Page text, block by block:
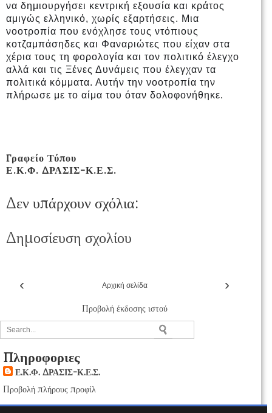
να δημιουργήσει κεντρική εξουσία και κράτος
αμιγώς ελληνικό, χωρίς εξαρτήσεις. Μια
νοοτροπία που ενόχλησε τους ντόπιους
κοτζαμπάσηδες και Φαναριώτες που είχαν στα
χέρια τους τη φορολογία και τον πολιτικό έλεγχο
αλλά και τις Ξένες Δυνάμεις που έλεγχαν τα
πολιτικά κόμματα. Αυτήν την νοοτροπία την
πλήρωσε με το αίμα του όταν δολοφονήθηκε.
Γραφείο Τύπου
Ε.Κ.Φ. ΔΡΑΣΙΣ-Κ.Ε.Σ.
Δεν υπάρχουν σχόλια:
Δημοσίευση σχολίου
‹ ›
Αρχική σελίδα
Προβολή έκδοσης ιστού
Πληροφοριες
Ε.Κ.Φ. ΔΡΑΣΙΣ-Κ.Ε.Σ.
Προβολή πλήρους προφίλ